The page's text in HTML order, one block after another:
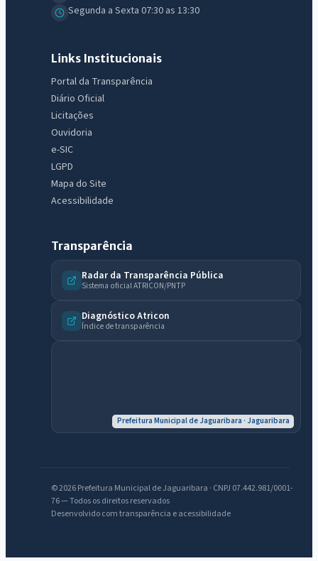
Segunda a Sexta 07:30 as 13:30
Links Institucionais
Portal da Transparência
Diário Oficial
Licitações
Ouvidoria
e-SIC
LGPD
Mapa do Site
Acessibilidade
Transparência
Radar da Transparência Pública
Sistema oficial ATRICON/PNTP
Diagnóstico Atricon
Índice de transparência
Prefeitura Municipal de Jaguaribara · Jaguaribara
© 2026 Prefeitura Municipal de Jaguaribara · CNPJ 07.442.981/0001-
76 — Todos os direitos reservados
Desenvolvido com transparência e acessibilidade
Assistente do Portal
licitações, estrutura ou transparência do município.
Licitações abertas Carta de serviços Diário Oficial